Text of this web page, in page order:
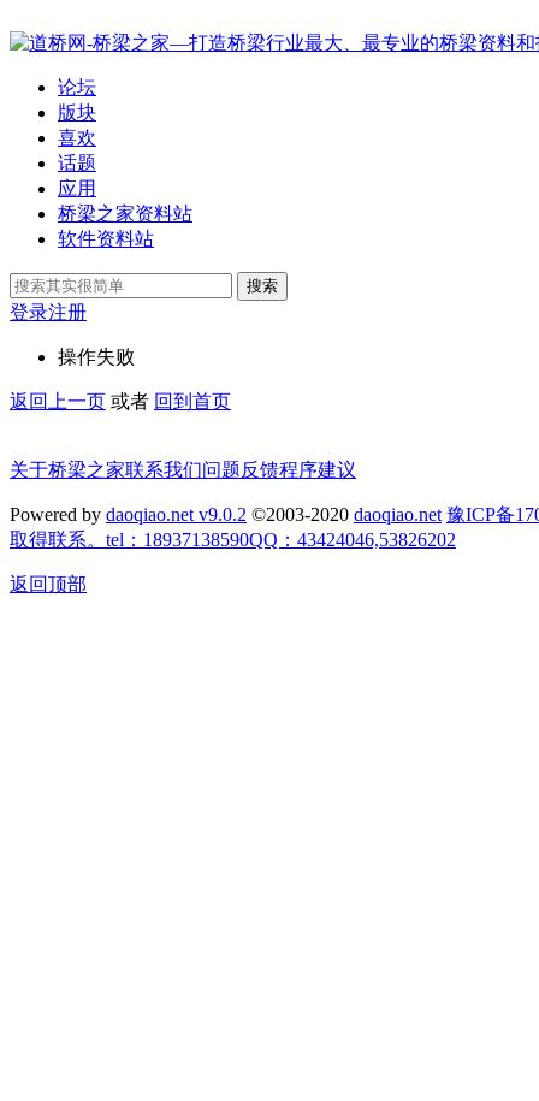
论坛
版块
喜欢
话题
应用
桥梁之家资料站
软件资料站
搜索
登录注册
操作失败
返回上一页 或者 回到首页
关于桥梁之家联系我们问题反馈程序建议
Powered by daoqiao.net v9.0.2 ©2003-2020 daoqiao.net 豫ICP备
取得联系。tel：18937138590QQ：43424046,53826202
返回顶部